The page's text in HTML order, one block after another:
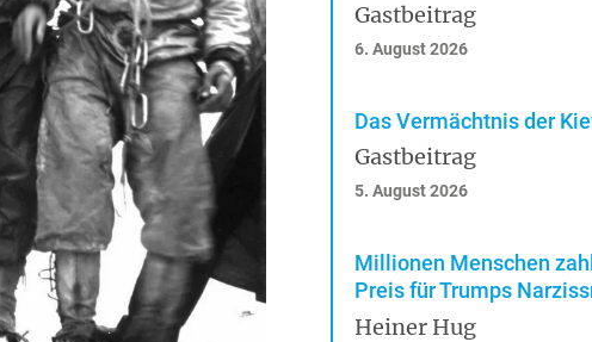
Gastbeitrag
6. August 2026
Das Vermächtnis der
Gastbeitrag
5. August 2026
Millionen Menschen
Preis für Trumps
Heiner Hug